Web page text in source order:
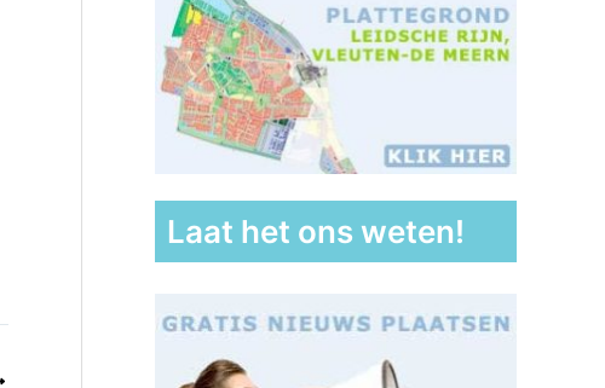
Laat het ons weten!